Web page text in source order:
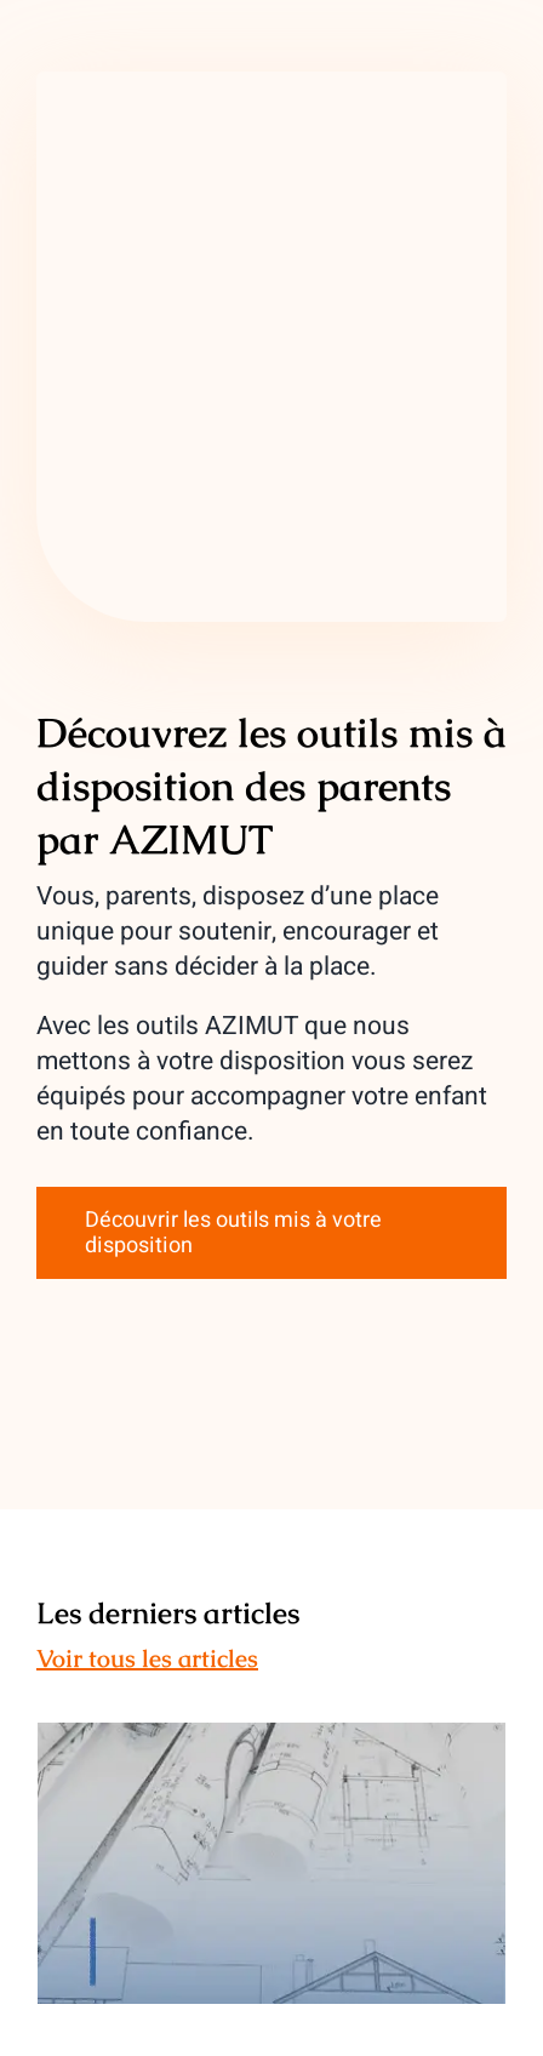
Découvrez les outils mis à
disposition des parents
par AZIMUT
Vous, parents, disposez d’une place
unique pour soutenir, encourager et
guider sans décider à la place.
Avec les outils AZIMUT que nous
mettons à votre disposition vous serez
équipés pour accompagner votre enfant
en toute confiance.
Découvrir les outils mis à votre
disposition
Les derniers articles
Voir tous les articles
ESAIL : témoignage de Léa Maunier –
ancienne étudiante, architecte